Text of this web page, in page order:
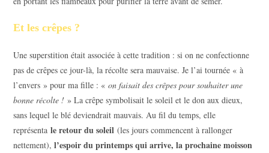
Et les crêpes ?
Une superstition était associée à cette tradition : si on ne confectionne
pas de crêpes ce jour-là, la récolte sera mauvaise. Je l’ai tournée « à
l’envers » pour ma fille : «on faisait des crêpes pour souhaiter une
bonne récolte ! » La crêpe symbolisait le soleil et le don aux dieux,
sans lequel le blé deviendrait mauvais. Au fil du temps, elle
représentale retour du soleil(les jours commencent à rallonger
nettement),l’espoir du printemps qui arrive, la prochaine moisson